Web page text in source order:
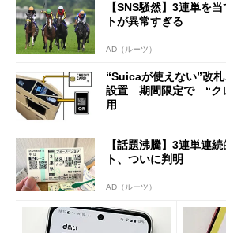
【SNS騒然】3連単を
トが異常すぎる
AD（ルーツ）
“Suicaが使えない”改
設置 期間限定で “ク
用
【話題沸騰】3連単連
ト、ついに判明
AD（ルーツ）